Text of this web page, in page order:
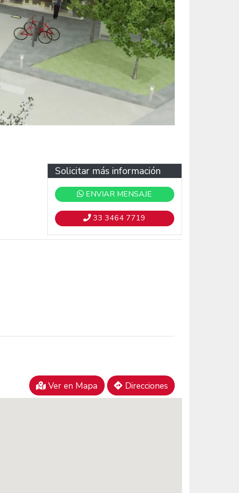
Solicitar más información
ENVIAR MENSAJE
33 3464 7719
Ver en Mapa Direcciones